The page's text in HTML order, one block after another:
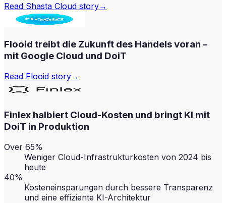
Read Shasta Cloud story→
Flooid treibt die Zukunft des Handels voran –
mit Google Cloud und DoiT
Read Flooid story→
Finlex halbiert Cloud-Kosten und bringt KI mit
DoiT in Produktion
Over 65%
Weniger Cloud-Infrastrukturkosten von 2024 bis
heute
40%
Kosteneinsparungen durch bessere Transparenz
und eine effiziente KI-Architektur